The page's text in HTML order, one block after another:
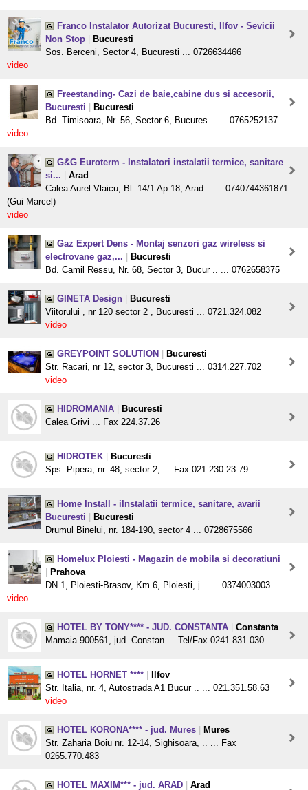
Franco Instalator Autorizat Bucuresti, Ilfov - Sevicii
Non Stop
Bucuresti
Sos. Berceni, Sector 4, Bucuresti ... 0726634466
video
Freestanding- Cazi de baie,cabine dus si accesorii,
Bucuresti
Bucuresti
Bd. Timisoara, Nr. 56, Sector 6, Bucures .. ... 0765252137
video
G&G Euroterm - Instalatori instalatii termice, sanitare
si...
Arad
Calea Aurel Vlaicu, Bl. 14/1 Ap.18, Arad .. ... 0740744361871
(Gui Marcel)
video
Gaz Expert Dens - Montaj senzori gaz wireless si
electrovane gaz,...
Bucuresti
Bd. Camil Ressu, Nr. 68, Sector 3, Bucur .. ... 0762658375
GINETA Design
Bucuresti
Viitorului , nr 120 sector 2 , Bucuresti ... 0721.324.082
video
GREYPOINT SOLUTION
Bucuresti
Str. Racari, nr 12, sector 3, Bucuresti ... 0314.227.702
video
HIDROMANIA
Bucuresti
Calea Grivi ... Fax 224.37.26
HIDROTEK
Bucuresti
Sps. Pipera, nr. 48, sector 2, ... Fax 021.230.23.79
Home Install - iInstalatii termice, sanitare, avarii
Bucuresti
Bucuresti
Drumul Binelui, nr. 184-190, sector 4 ... 0728675566
Homelux Ploiesti - Magazin de mobila si decoratiuni
Prahova
DN 1, Ploiesti-Brasov, Km 6, Ploiesti, j .. ... 0374003003
video
HOTEL BY TONY**** - JUD. CONSTANTA
Constanta
Mamaia 900561, jud. Constan ... Tel/Fax 0241.831.030
HOTEL HORNET ****
Ilfov
Str. Italia, nr. 4, Autostrada A1 Bucur .. ... 021.351.58.63
video
HOTEL KORONA**** - jud. Mures
Mures
Str. Zaharia Boiu nr. 12-14, Sighisoara, .. ... Fax
0265.770.483
HOTEL MAXIM*** - jud. ARAD Arad